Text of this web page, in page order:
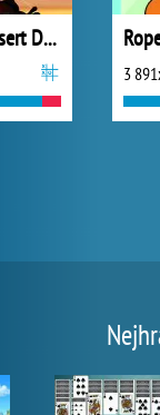
Dibbles 3: Desert Despair
3